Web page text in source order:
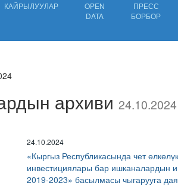
КАЙРЫЛУУЛАР
OPEN
DATA
ПРЕСС
БОРБОР
архиви 24.10.2024
24.10.2024
«Кыргыз Республикасында чет өлкөлүк
инвестициялары бар ишканалардын
2019-2023» басылмасы чыгарууга